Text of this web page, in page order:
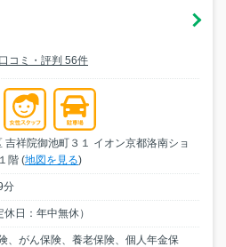
口コミ・評判 56件
吉祥院御池町３１ イオン京都洛南ショ
階 (地図を見る)
分
日：年中無休）
、がん保険、養老保険、個人年金保